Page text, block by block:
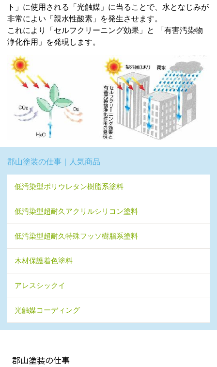
ト」に使用される「光触媒」に当ることで、水となじみが
非常によい「親水性酸素」を発生させます。
これにより「セルフクリーニング効果」と 「有害汚染物
浄化作用」を発現します。
郡山塗装の仕事｜人気商品
低汚染型ポリウレタン樹脂系塗料
低汚染型超耐久アクリルシリコン塗料
低汚染型超耐久特殊フッソ樹脂系塗料
木材保護着色塗料
アレスシックイ
光触媒コーディング
郡山塗装の仕事